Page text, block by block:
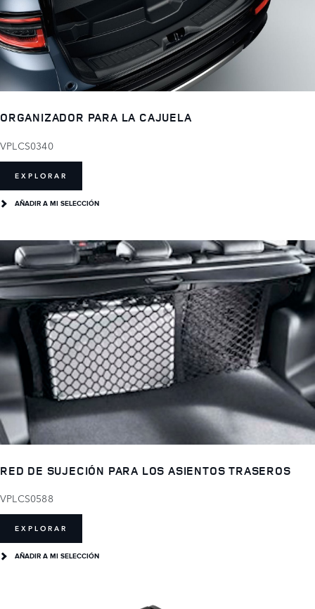
ORGANIZADOR PARA LA CAJUELA
VPLCS0340
EXPLORAR
AÑADIR A MI SELECCIÓN
RED DE SUJECIÓN PARA LOS ASIENTOS TRASEROS
VPLCS0588
EXPLORAR
AÑADIR A MI SELECCIÓN